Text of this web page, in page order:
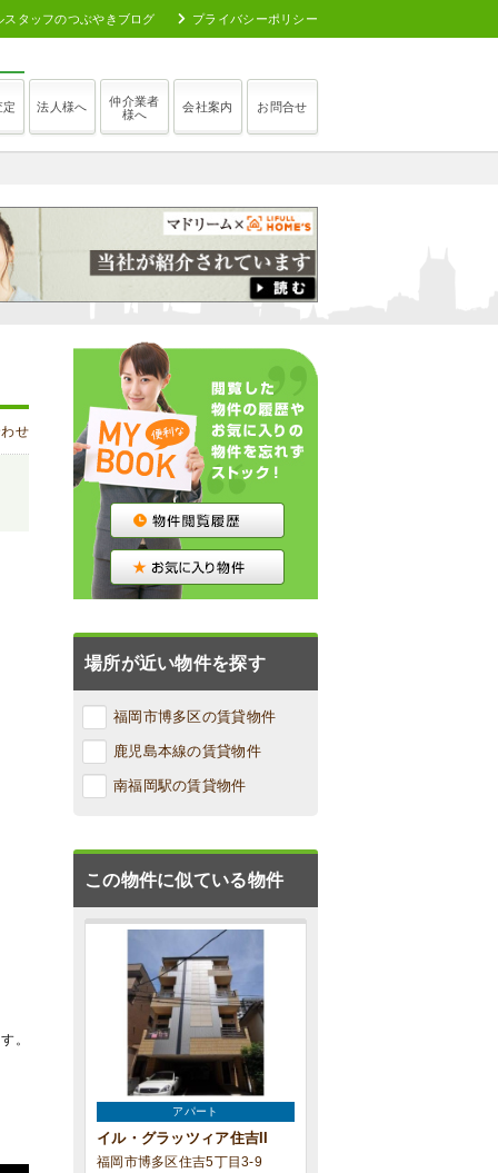
スタッフのつぶやきブログ プライバシーポリシー
定 法人様へ
仲介業者
様へ
会社案内 お問合せ
せ
。
場所が近い物件を探す
福岡市博多区の賃貸物件
鹿児島本線の賃貸物件
南福岡駅の賃貸物件
この物件に似ている物件
アパート
イル・グラッツィア住吉II
福岡市博多区住吉5丁目3-9